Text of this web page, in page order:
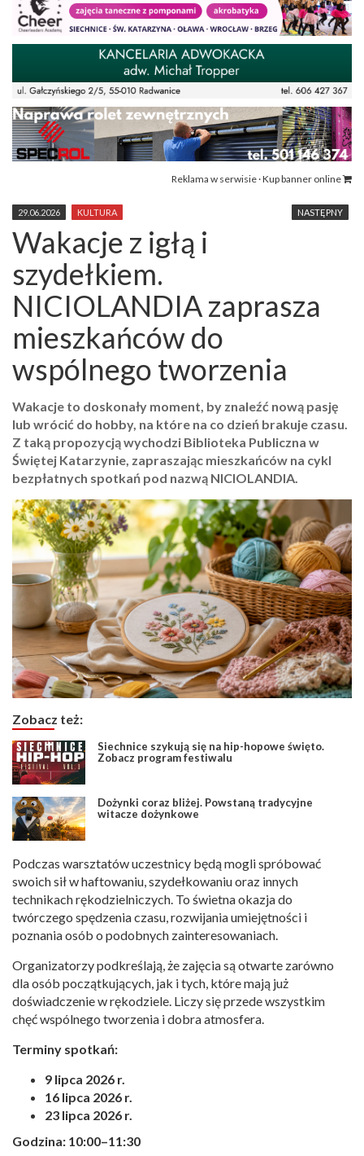
Reklama w serwisie · Kup banner online
NASTĘPNY
29.06.2026 KULTURA
Wakacje z igłą i
szydełkiem.
NICIOLANDIA zaprasza
mieszkańców do
wspólnego tworzenia
Wakacje to doskonały moment, by znaleźć nową pasję
lub wrócić do hobby, na które na co dzień brakuje czasu.
Z taką propozycją wychodzi Biblioteka Publiczna w
Świętej Katarzynie, zapraszając mieszkańców na cykl
bezpłatnych spotkań pod nazwą NICIOLANDIA.
Zobacz też:
Siechnice szykują się na hip-hopowe święto.
Zobacz program festiwalu
Dożynki coraz bliżej. Powstaną tradycyjne
witacze dożynkowe
Podczas warsztatów uczestnicy będą mogli spróbować
swoich sił w haftowaniu, szydełkowaniu oraz innych
technikach rękodzielniczych. To świetna okazja do
twórczego spędzenia czasu, rozwijania umiejętności i
poznania osób o podobnych zainteresowaniach.
Organizatorzy podkreślają, że zajęcia są otwarte zarówno
dla osób początkujących, jak i tych, które mają już
doświadczenie w rękodziele. Liczy się przede wszystkim
chęć wspólnego tworzenia i dobra atmosfera.
Terminy spotkań:
9 lipca 2026 r.
16 lipca 2026 r.
23 lipca 2026 r.
Godzina: 10:00–11:30